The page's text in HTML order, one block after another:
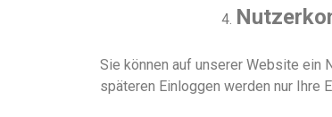
Sie können auf unserer Website ein
späteren Einloggen werden nur Ihre